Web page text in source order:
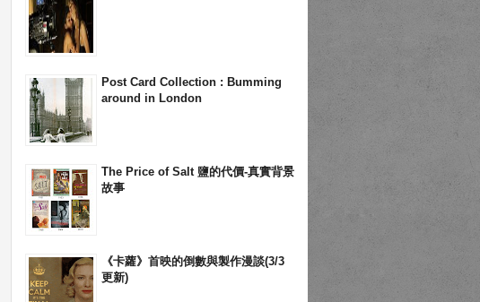
Post Card Collection : Bumming
around in London
The Price of Salt 鹽的代價-真實背景
故事
《卡蘿》首映的倒數與製作漫談(3/3
更新)